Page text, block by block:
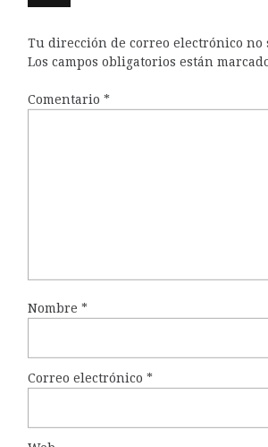
Tu dirección de correo electrónico no
Los campos obligatorios están
Comentario *
Nombre *
Correo electrónico *